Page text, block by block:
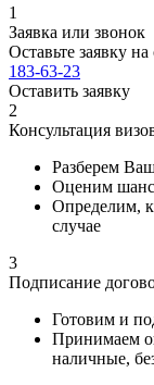
1
Заявка или звонок
Оставьте заявку
183-63-23
Оставить заявку
2
Консультация
Разберем
Оценим
Определим,
случае
3
Подписание
Готовим и
Принимаем
наличные,